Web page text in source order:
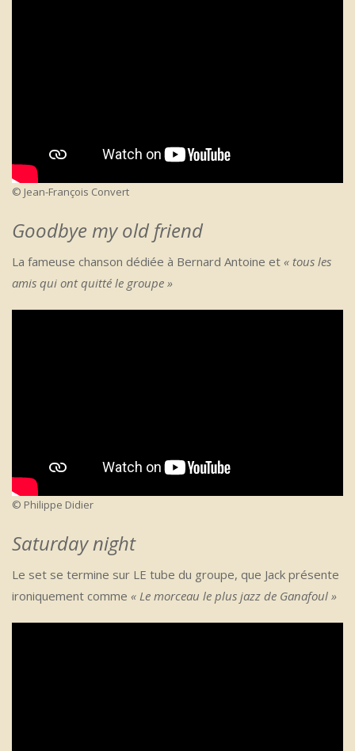
© Jean-François Convert
Goodbye my old friend
La fameuse chanson dédiée à Bernard Antoine et « tous les
amis qui ont quitté le groupe »
© Philippe Didier
Saturday night
Le set se termine sur LE tube du groupe, que Jack présente
ironiquement comme « Le morceau le plus jazz de Ganafoul »